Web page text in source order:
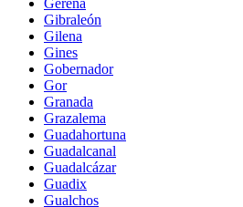
Gibraleón
Gilena
Gines
Gobernador
Gor
Granada
Grazalema
Guadahortuna
Guadalcanal
Guadalcázar
Guadix
Gualchos